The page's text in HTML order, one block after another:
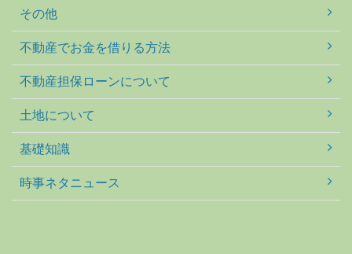
その他
不動産でお金を借りる方法
不動産担保ローンについて
土地について
基礎知識
時事ネタニュース